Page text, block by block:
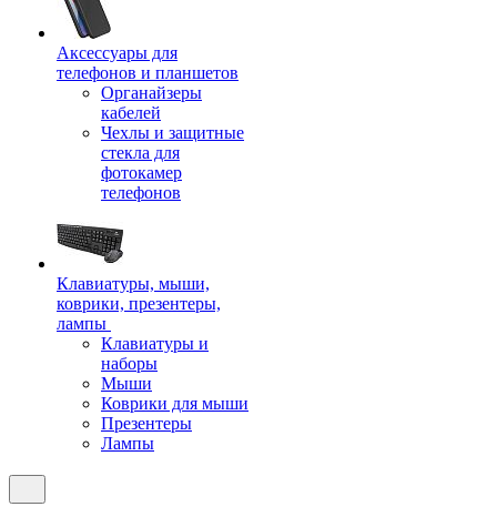
Аксессуары для
телефонов и планшетов
Органайзеры
кабелей
Чехлы и защитные
стекла для
фотокамер
телефонов
Клавиатуры, мыши,
коврики, презентеры,
лампы
Клавиатуры и
наборы
Мыши
Коврики для мыши
Презентеры
Лампы